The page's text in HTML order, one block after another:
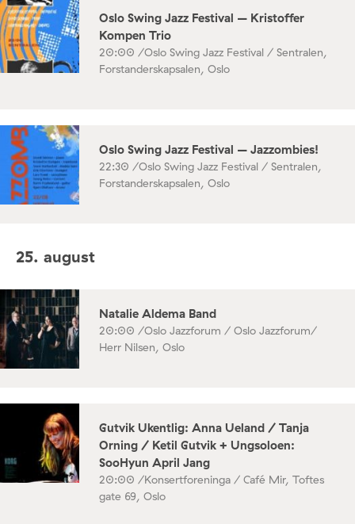
Oslo Swing Jazz Festival – Kristoffer
Kompen Trio
20:00 /Oslo Swing Jazz Festival / Sentralen,
Forstanderskapsalen, Oslo
Oslo Swing Jazz Festival – Jazzombies!
22:30 /Oslo Swing Jazz Festival / Sentralen,
Forstanderskapsalen, Oslo
25. august
Natalie Aldema Band
20:00 /Oslo Jazzforum / Oslo Jazzforum/
Herr Nilsen, Oslo
Gutvik Ukentlig: Anna Ueland / Tanja
Orning / Ketil Gutvik + Ungsoloen:
SooHyun April Jang
20:00 /Konsertforeninga / Café Mir, Toftes
gate 69, Oslo